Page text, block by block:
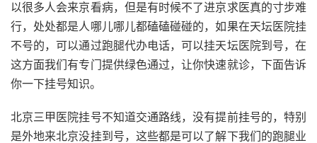
以很多人会来京看病，但是有时候不了进京求医真的寸步难
行，处处都是人哪儿哪儿都磕磕碰碰的，如果在天坛医院挂
不号的，可以通过跑腿代办电话，可以挂天坛医院到号，在
这方面我们有专门提供绿色通过，让你快速就诊，下面告诉
你一下挂号知识。
北京三甲医院挂号不知道交通路线，没有提前挂号的，特别
是外地来北京没挂到号，这些都是可以了解下我们的跑腿业